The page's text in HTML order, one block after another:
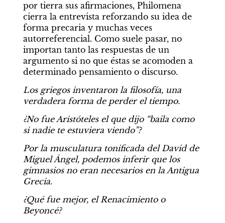
por tierra sus afirmaciones, Philomena
cierra la entrevista reforzando su idea de
forma precaria y muchas veces
autorreferencial. Como suele pasar, no
importan tanto las respuestas de un
argumento si no que éstas se acomoden a
determinado pensamiento o discurso.
Los griegos inventaron la filosofía, una
verdadera forma de perder el tiempo.
¿No fue Aristóteles el que dijo “baila como
si nadie te estuviera viendo”?
Por la musculatura tonificada del David de
Miguel Ángel, podemos inferir que los
gimnasios no eran necesarios en la Antigua
Grecia.
¿Qué fue mejor, el Renacimiento o
Beyoncé?